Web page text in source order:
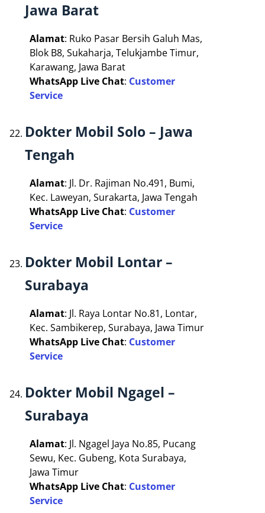
Jawa Barat
Alamat: Ruko Pasar Bersih Galuh Mas,
Blok B8, Sukaharja, Telukjambe Timur,
Karawang, Jawa Barat
WhatsApp Live Chat: Customer
Service
Dokter Mobil Solo – Jawa
Tengah
Alamat: Jl. Dr. Rajiman No.491, Bumi,
Kec. Laweyan, Surakarta, Jawa Tengah
WhatsApp Live Chat: Customer
Service
Dokter Mobil Lontar –
Surabaya
Alamat: Jl. Raya Lontar No.81, Lontar,
Kec. Sambikerep, Surabaya, Jawa Timur
WhatsApp Live Chat: Customer
Service
Dokter Mobil Ngagel –
Surabaya
Alamat: Jl. Ngagel Jaya No.85, Pucang
Sewu, Kec. Gubeng, Kota Surabaya,
Jawa Timur
WhatsApp Live Chat: Customer
Service